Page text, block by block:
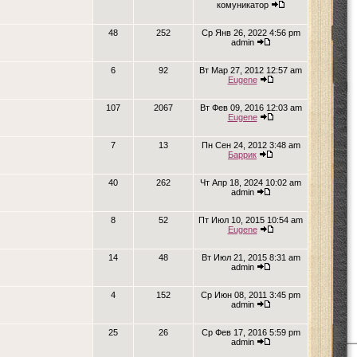
комуникатор
48 252
Ср Янв 26, 2022 4:56 pm
admin
6 92
Вт Мар 27, 2012 12:57 am
Eugene
107 2067
Вт Фев 09, 2016 12:03 am
Eugene
7 13
Пн Сен 24, 2012 3:48 am
Баррик
40 262
Чт Апр 18, 2024 10:02 am
admin
8 52
Пт Июл 10, 2015 10:54 am
Eugene
14 48
Вт Июл 21, 2015 8:31 am
admin
4 152
Ср Июн 08, 2011 3:45 pm
admin
25 26
Ср Фев 17, 2016 5:59 pm
admin